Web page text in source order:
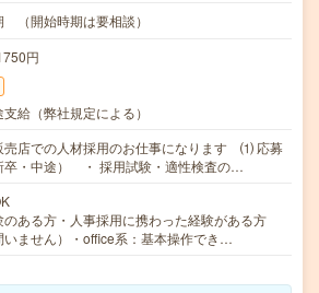
（開始時期は要相談）
円
給（弊社規定による）
売店での人材採用のお仕事になります ⑴ 応募
卒・中途） ・ 採用試験・適性検査の…
のある方・人事採用に携わった経験がある方
いません）・office系：基本操作でき…